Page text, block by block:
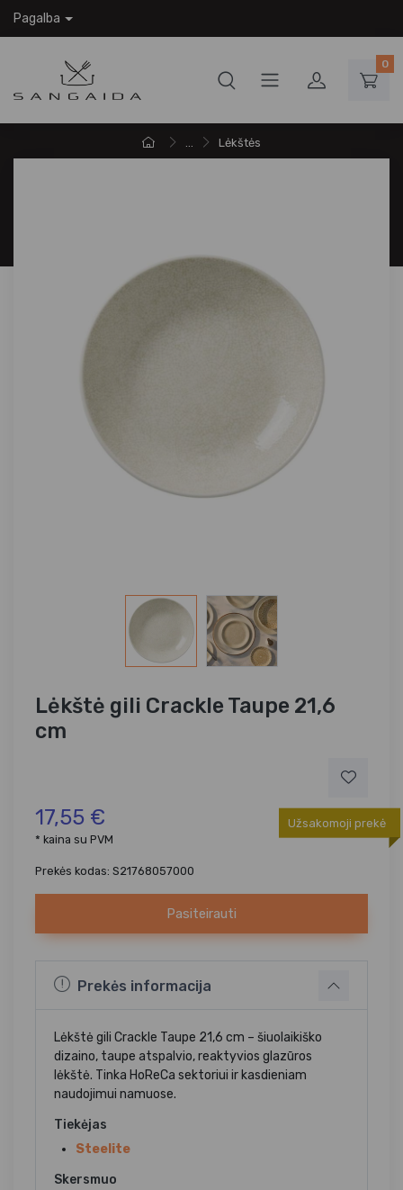
Pagalba
0
... Lėkštės
Lėkštė gili Crackle Taupe 21,6
cm
17,55 €
Užsakomoji prekė
* kaina su PVM
Prekės kodas: S21768057000
Pasiteirauti
Prekės informacija
Lėkštė gili Crackle Taupe 21,6 cm – šiuolaikiško
dizaino, taupe atspalvio, reaktyvios glazūros
lėkštė. Tinka HoReCa sektoriui ir kasdieniam
naudojimui namuose.
Tiekėjas
Steelite
Skersmuo